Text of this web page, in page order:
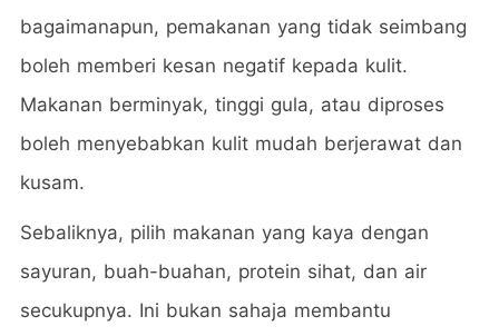
bagaimanapun, pemakanan yang tidak seimbang
boleh memberi kesan negatif kepada kulit.
Makanan berminyak, tinggi gula, atau diproses
boleh menyebabkan kulit mudah berjerawat dan
kusam.
Sebaliknya, pilih makanan yang kaya dengan
sayuran, buah-buahan, protein sihat, dan air
secukupnya. Ini bukan sahaja membantu